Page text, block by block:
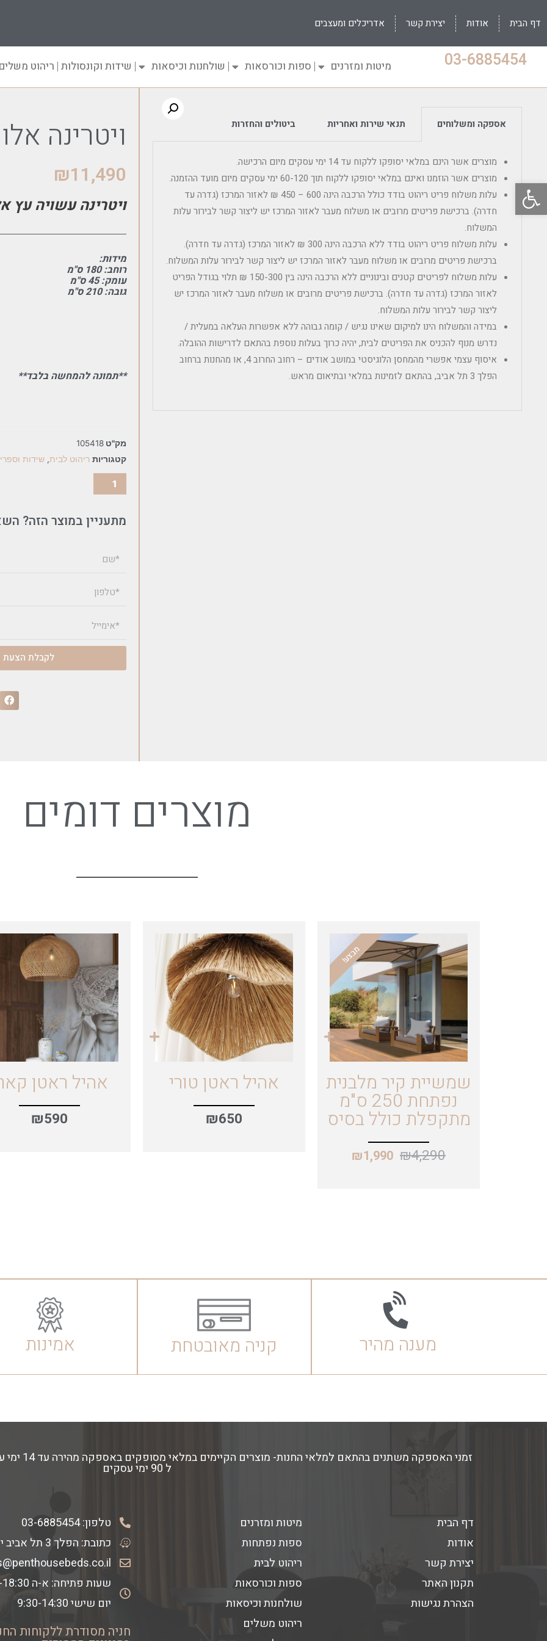
פתח סרגל נגישות
דף הבית אודות יצירת קשר אדריכלים ומעצבים
03-6885454 מיטות ומזרנים ספות וכורסאות שולחנות וכיסאות שידות וקונסולות ריהוט
אספקה ומשלוחים תנאי שירות ואחריות ביטולים והחזרות
מוצרים אשר הינם במלאי יסופקו ללקוח עד 14 ימי עסקים מיום הרכישה.
מוצרים אשר הוזמנו ואינם במלאי יסופקו ללקוח תוך 60-120 ימי עסקים מיום מועד ההזמנה.
עלות משלוח פריט ריהוט בודד כולל הרכבה הינה 600 – 450 ₪ לאזור המרכז (גדרה עד
חדרה). ברכישת פריטים מרובים או משלוח מעבר לאזור המרכז יש ליצור קשר לבירור עלות
המשלוח.
עלות משלוח פריט ריהוט בודד ללא הרכבה הינה 300 ₪ לאזור המרכז (גדרה עד חדרה).
ברכישת פריטים מרובים או משלוח מעבר לאזור המרכז יש ליצור קשר לבירור עלות המשלוח.
עלות משלוח לפריטים קטנים ובינוניים ללא הרכבה הינה בין 150-300 ₪ תלוי בגודל הפריט
לאזור המרכז (גדרה עד חדרה). ברכישת פריטים מרובים או משלוח מעבר לאזור המרכז יש
ליצור קשר לבירור עלות המשלוח.
במידה והמשלוח הינו למיקום שאינו נגיש / קומה גבוהה ללא אפשרות העלאה במעלית /
נדרש מנוף להכניס את הפריטים לבית, יהיה כרוך בעלות נוספת בהתאם לדרישות ההובלה.
איסוף עצמי אפשרי מהמחסן הלוגיסטי במושב אודים – רחוב החרוב 4, או מהחנות ברחוב
הפלך 3 תל אביב, בהתאם לזמינות במלאי ובתיאום מראש.
ויטרינה
₪11,490
ויטרינה עשויה עץ
מידות:
רוחב: 180 ס"מ
עומק: 45 ס"מ
גובה: 210 ס"מ
**תמונה להמחשה בלבד**
מק"ט 105418
קטגוריות ריהוט לבית, שידות
מתעניין במוצר הזה?
לקבלת הצעת
מוצרים דומים
מבצע!
שמשיית קיר מלבנית
נפתחת 250 ס"מ
מתקפלת כולל בסיס
₪4,290
₪1,990
אהיל ראטן טורי
₪650
אהיל ראטן
₪590
מענה מהיר קניה מאובטחת אמינות
ל 90 ימי עסקים
דף הבית
אודות
יצירת קשר
תקנון האתר
הצהרת נגישות
מיטות ומזרנים
ספות נפתחות
ריהוט לבית
ספות וכורסאות
שולחנות וכיסאות
ריהוט משלים
טלפון:03-6885454
כתובת: הפלך 3 תל אביב יפו
שעות פתיחה: א-ה 9:30-18:30
יום שישי 9:30-14:30
חניה מסודרת ללקוחות